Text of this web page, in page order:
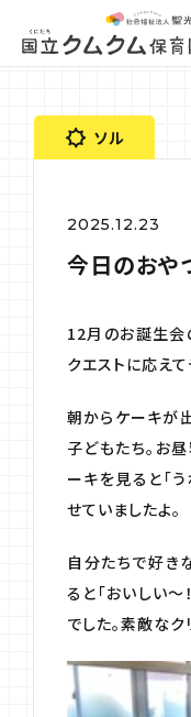
ソル
2025.12.23
今日のおや
12月のお誕生会
クエストに応えて
朝からケーキが
子どもたち。お
ーキを見ると「
せていましたよ。
自分たちで好き
ると「おいしい
でした。素敵なク